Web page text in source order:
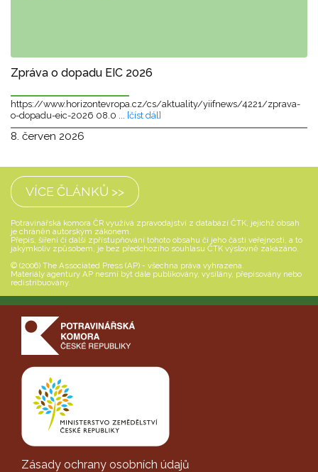
Zpráva o dopadu EIC 2026
https://www.horizontevropa.cz/cs/aktuality/yiifnews/4221/zprava-
o-dopadu-eic-2026 08.0 ... [číst dál]
8. červen 2026
VÍCE ČLÁNKŮ >>
Potravinářská komora ČR využívá zpravodajství z databází ČTK, jejichž obsah
je chráněn autorským zákonem.
Přepis, šíření či další zpřístupňování tohoto obsahu či jeho části veřejnosti, a to
jakýmkoliv způsobem, je bez předchozího souhlasu ČTK výslovně zakázáno.
© (2006) The Associated Press (AP) - všechna práva vyhrazena.
Materiály agentury AP nesmí být dále publikovány, vysílány, přepisovány nebo
redistribuovány.
Zásady ochrany osobních údajů